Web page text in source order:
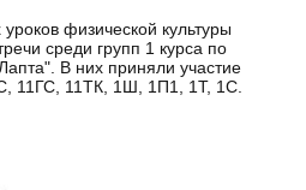
физической культуры
среди групп 1 курса по
В них приняли участие
11ГС, 11ТК, 1Ш, 1П1, 1Т, 1С.